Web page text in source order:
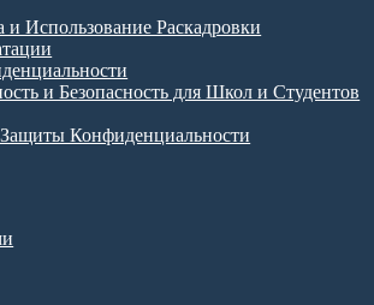
и Использование Раскадровки
и Безопасность для Школ и Студентов
Конфиденциальности